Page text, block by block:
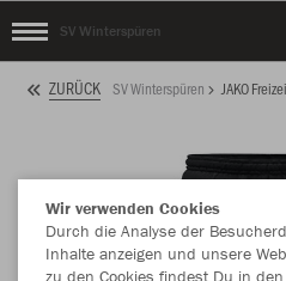
SV Winterspüren
ZURÜCK SV Winterspüren JAKO
Wir verwenden Cookies
Durch die Analyse der
Inhalte anzeigen und unsere
zu den Cookies findest Du in